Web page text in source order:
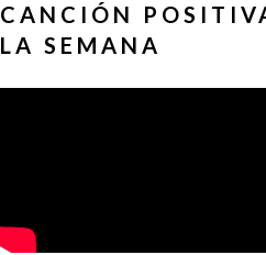
CANCIÓN
LA SEMANA